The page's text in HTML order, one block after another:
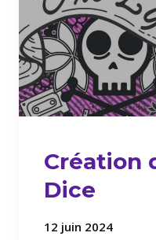
Création
Dice
12 juin 2024